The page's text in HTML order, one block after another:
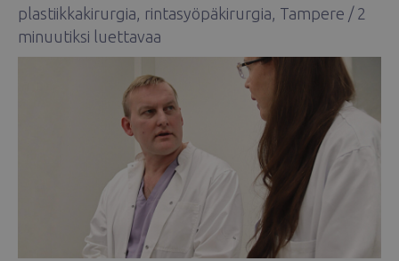
plastiikkakirurgia rintasyöpäkirurgia Tampere / 2
minuutiksi luettavaa